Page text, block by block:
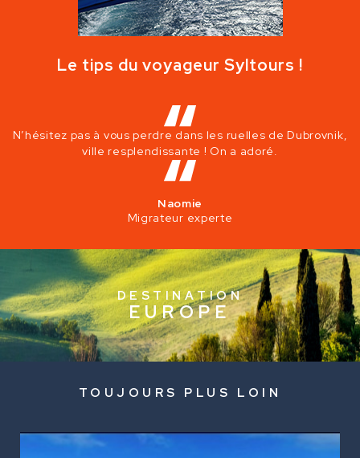
Le tips du voyageur Syltours !
N’hésitez pas à vous perdre dans les ruelles de Dubrovnik,
ville resplendissante ! On a adoré.
Naomie
Migrateur experte
DE ST I NATION
EUROPE
DESTINATION - EUROPE
TOUJOURS PLUS LOIN